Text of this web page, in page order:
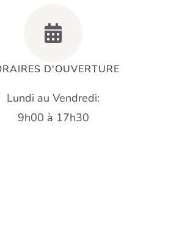
D'OUVERTURE
Lundi au Vendredi:
9h00 à 17h30